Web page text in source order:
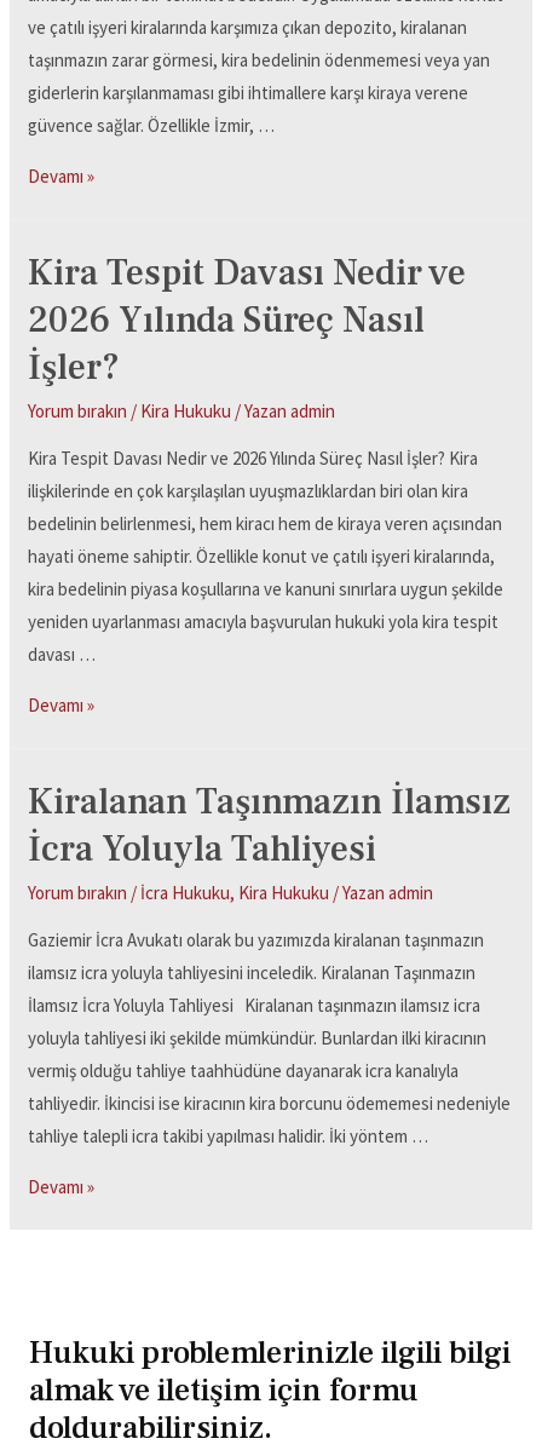
ve çatılı işyeri kiralarında karşımıza çıkan depozito, kiralanan
taşınmazın zarar görmesi, kira bedelinin ödenmemesi veya yan
giderlerin karşılanmaması gibi ihtimallere karşı kiraya verene
güvence sağlar. Özellikle İzmir, …
Devamı »
Kira Tespit Davası Nedir ve
2026 Yılında Süreç Nasıl
İşler?
Yorum bırakın / Kira Hukuku / Yazan admin
Kira Tespit Davası Nedir ve 2026 Yılında Süreç Nasıl İşler? Kira
ilişkilerinde en çok karşılaşılan uyuşmazlıklardan biri olan kira
bedelinin belirlenmesi, hem kiracı hem de kiraya veren açısından
hayati öneme sahiptir. Özellikle konut ve çatılı işyeri kiralarında,
kira bedelinin piyasa koşullarına ve kanuni sınırlara uygun şekilde
yeniden uyarlanması amacıyla başvurulan hukuki yola kira tespit
davası …
Devamı »
Kiralanan Taşınmazın İlamsız
İcra Yoluyla Tahliyesi
Yorum bırakın / İcra Hukuku, Kira Hukuku / Yazan admin
Gaziemir İcra Avukatı olarak bu yazımızda kiralanan taşınmazın
ilamsız icra yoluyla tahliyesini inceledik. Kiralanan Taşınmazın
İlamsız İcra Yoluyla Tahliyesi Kiralanan taşınmazın ilamsız icra
yoluyla tahliyesi iki şekilde mümkündür. Bunlardan ilki kiracının
vermiş olduğu tahliye taahhüdüne dayanarak icra kanalıyla
tahliyedir. İkincisi ise kiracının kira borcunu ödememesi nedeniyle
tahliye talepli icra takibi yapılması halidir. İki yöntem …
Devamı »
Hukuki problemlerinizle ilgili bilgi
almak ve iletişim için formu
doldurabilirsiniz.